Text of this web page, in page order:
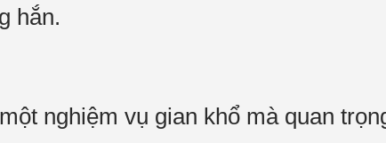
hắn.
nghiệm vụ gian khổ mà quan